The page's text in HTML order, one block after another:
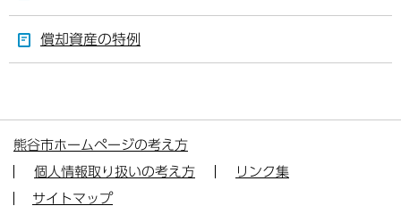
償却資産の特例
熊谷市ホームページの考え方
個人情報取り扱いの考え方
リンク集
サイトマップ